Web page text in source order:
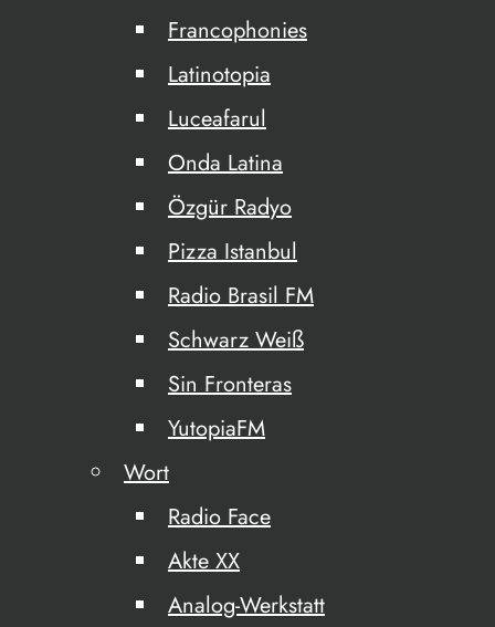
Francophonies
Latinotopia
Luceafarul
Onda Latina
Özgür Radyo
Pizza Istanbul
Radio Brasil FM
Schwarz Weiß
Sin Fronteras
YutopiaFM
Wort
Radio Face
Akte XX
Analog-Werkstatt